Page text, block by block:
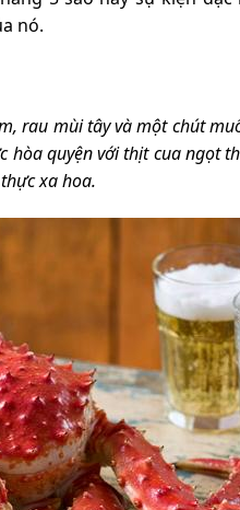
nó.
rau mùi tây và một chút
hòa quyện với thịt cua ngọt
xa hoa.